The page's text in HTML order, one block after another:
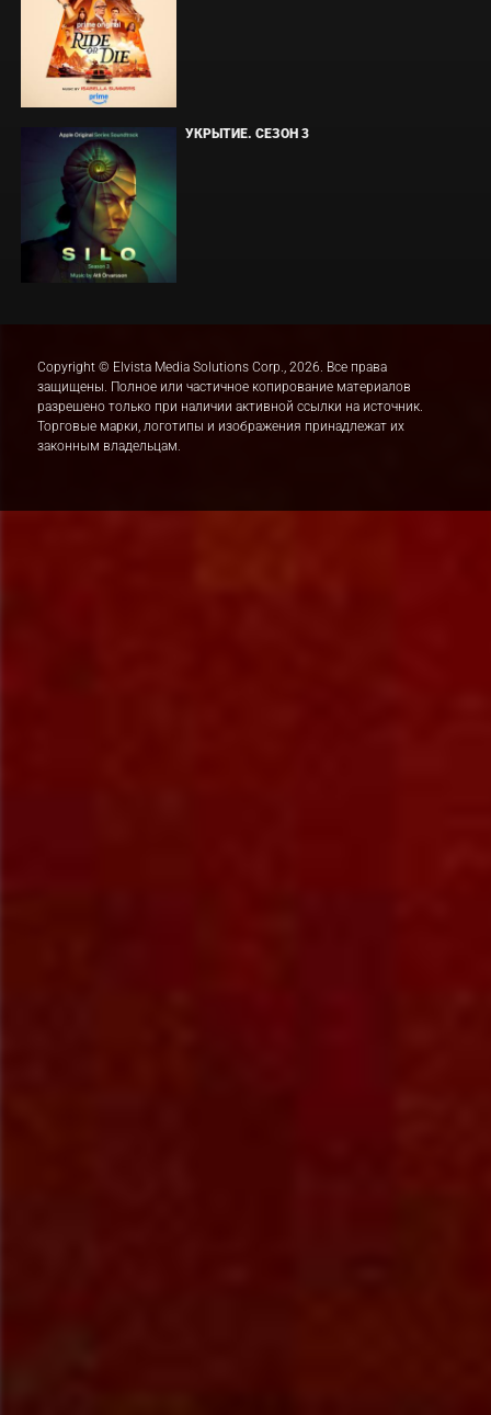
УКРЫТИЕ. СЕЗОН 3
Copyright © Elvista Media Solutions Corp., 2026. Все права
защищены. Полное или частичное копирование материалов
разрешено только при наличии активной ссылки на источник.
Торговые марки, логотипы и изображения принадлежат их
законным владельцам.